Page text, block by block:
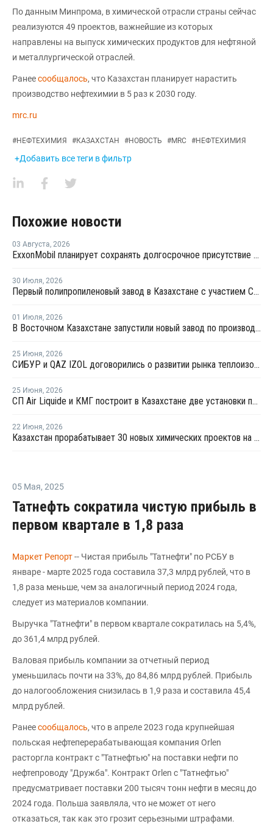
По данным Минпрома, в химической отрасли страны сейчас
реализуются 49 проектов, важнейшие из которых
направлены на выпуск химических продуктов для нефтяной
и металлургической отраслей.
Ранеесообщалось, что Казахстан планирует нарастить
производство нефтехимии в 5 раз к 2030 году.
mrc.ru
#НЕФТЕХИМИЯ #КАЗАХСТАН #НОВОСТЬ #MRC #НЕФТЕХИМИЯ
+Добавить все теги в фильтр
Похожие новости
03 Августа, 2026
ExxonMobil планирует сохранять долгосрочное присутствие в Казахстане
30 Июля, 2026
Первый полипропиленовый завод в Казахстане с участием СИБУРа терпит убытки
01 Июля, 2026
В Восточном Казахстане запустили новый завод по производству полистиролбетона
25 Июня, 2026
СИБУР и QAZ IZOL договорились о развитии рынка теплоизоляционных материалов в Казахстане
25 Июня, 2026
СП Air Liquide и КМГ построит в Казахстане две установки по производству азота за EUR70 млн
22 Июня, 2026
Казахстан прорабатывает 30 новых химических проектов на USD20,9 млрд тенге
05 Мая, 2025
Татнефть сократила чистую прибыль в
первом квартале в 1,8 раза
Маркет Репорт-- Чистая прибыль "Татнефти" по РСБУ в
январе - марте 2025 года составила 37,3 млрд рублей, что в
1,8 раза меньше, чем за аналогичный период 2024 года,
следует из материалов компании.
Выручка "Татнефти" в первом квартале сократилась на 5,4%,
до 361,4 млрд рублей.
Валовая прибыль компании за отчетный период
уменьшилась почти на 33%, до 84,86 млрд рублей. Прибыль
до налогообложения снизилась в 1,9 раза и составила 45,4
млрд рублей.
Ранеесообщалось, что в апреле 2023 года крупнейшая
польская нефтеперерабатывающая компания Orlen
расторгла контракт с "Татнефтью" на поставки нефти по
нефтепроводу "Дружба". Контракт Orlen с "Татнефтью"
предусматривает поставки 200 тысяч тонн нефти в месяц до
2024 года. Польша заявляла, что не может от него
отказаться, так как это грозит серьезными штрафами.